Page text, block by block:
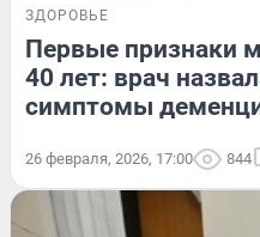
ЗДОРОВЬЕ
Первые признаки
40 лет: врач
симптомы
26 февраля, 2026, 17:00 844